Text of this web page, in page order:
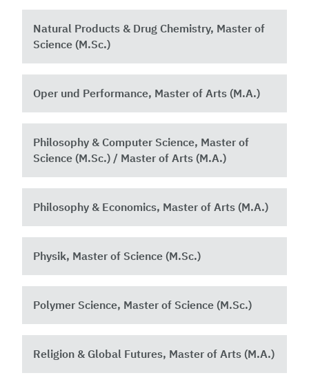
Natural Products & Drug Chemistry, Master of
Science (M.Sc.)
Oper und Performance, Master of Arts (M.A.)
Philosophy & Computer Science, Master of
Science (M.Sc.) / Master of Arts (M.A.)
Philosophy & Economics, Master of Arts (M.A.)
Physik, Master of Science (M.Sc.)
Polymer Science, Master of Science (M.Sc.)
Religion & Global Futures, Master of Arts (M.A.)